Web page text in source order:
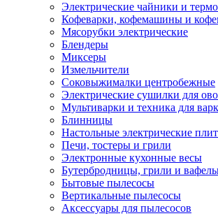
Электрические чайники и
Кофеварки, кофемашины и
Мясорубки электрические
Блендеры
Миксеры
Измельчители
Соковыжималки центробежные
Электрические сушилки для
Мультиварки и техника для
Блинницы
Настольные электрические
Печи, тостеры и грили
Электронные кухонные весы
Бутербродницы, грили и
Бытовые пылесосы
Вертикальные пылесосы
Аксессуары для пылесосов